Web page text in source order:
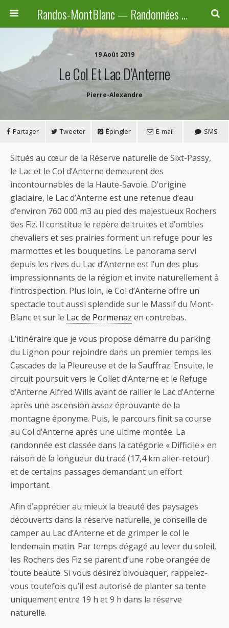
Randos-MontBlanc — Randonnées pédestres familiales en Haute-Savoie, Suisse et Italie
19 Août 2019
Le Col Et Lac D’Anterne
Pierre-Alexandre
Partager Tweeter Épingler E-mail SMS
Situés au cœur de la Réserve naturelle de Sixt-Passy,
le Lac et le Col d’Anterne demeurent des
incontournables de la Haute-Savoie. D’origine
glaciaire, le Lac d’Anterne est une retenue d’eau
d’environ 760 000 m3 au pied des majestueux Rochers
des Fiz. Il constitue le repère de truites et d’ombles
chevaliers et ses prairies forment un refuge pour les
marmottes et les bouquetins. Le panorama servi
depuis les rives du Lac d’Anterne est l’un des plus
impressionnants de la région et invite naturellement à
l’introspection. Plus loin, le Col d’Anterne offre un
spectacle tout aussi splendide sur le Massif du Mont-
Blanc et sur le Lac de Pormenaz en contrebas.
L’itinéraire que je vous propose démarre du parking
du Lignon pour rejoindre dans un premier temps les
Cascades de la Pleureuse et de la Sauffraz. Ensuite, le
circuit poursuit vers le Collet d’Anterne et le Refuge
d’Anterne Alfred Wills avant de rallier le Lac d’Anterne
après une ascension assez éprouvante de la
montagne éponyme. Puis, le parcours finit sa course
au Col d’Anterne après une ultime montée. La
randonnée est classée dans la catégorie « Difficile » en
raison de la longueur du tracé (17,4 km aller-retour)
et de certains passages demandant un effort
important.
Afin d’apprécier au mieux la beauté des paysages
découverts dans la réserve naturelle, je conseille de
camper au Lac d’Anterne et de grimper le col le
lendemain matin. Par temps dégagé au lever du soleil,
les Rochers des Fiz se parent d’une robe orangée de
toute beauté. Si vous désirez bivouaquer, rappelez-
vous toutefois qu’il est autorisé de planter sa tente
uniquement entre 19 h et 9 h dans la réserve
naturelle.